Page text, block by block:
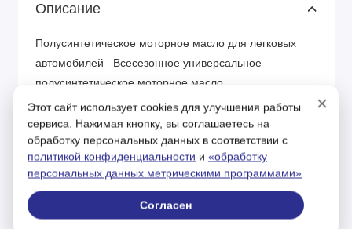
Описание
Полусинтетическое моторное масло для легковых
автомобилей Всесезонное универсальное
полусинтетическое моторное масло,
предназначенное для применения в бензиновых и
дизельных двигателях легковой техники с большим
пробегом, работающей в различных условиях
эксплуатации. Это масло не подходит для дизельных
двигателей, оснащенных сажевыми фильтрами
(DPF). Благодаря сочетанию высококачественных
очищенных базовых компонентов и специального
×
Этот сайт использует cookies для улучшения работы
сервиса. Нажимая кнопку, вы соглашаетесь на
обработку персональных данных в соответствии с
политикой конфиденциальности и «обработку
персональных данных метрическими программами»
Согласен